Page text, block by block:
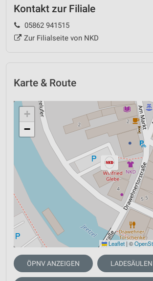
Kontakt zur Filiale
05862 941515
Zur Filialseite von NKD
Karte & Route
+
−
Leaflet | ©
ÖPNV ANZEIGEN